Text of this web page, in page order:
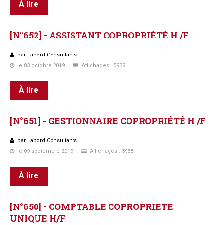
À lire
[N°652] - ASSISTANT COPROPRIÉTÉ H /F
par Labord Consultants
le 03 octobre 2019
Affichages : 5939
À lire
[N°651] - GESTIONNAIRE COPROPRIÉTÉ H /F
par Labord Consultants
le 09 septembre 2019
Affichages : 5938
À lire
[N°650] - COMPTABLE COPROPRIETE
UNIQUE H/F